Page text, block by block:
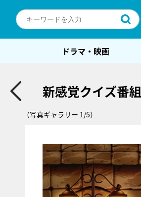
ドラマ・映画
新感覚クイズ番
（写真ギャラリー 1/5）